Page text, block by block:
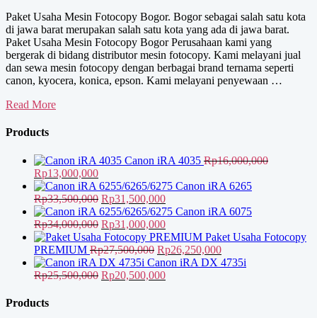
Paket Usaha Mesin Fotocopy Bogor. Bogor sebagai salah satu kota
di jawa barat merupakan salah satu kota yang ada di jawa barat.
Paket Usaha Mesin Fotocopy Bogor Perusahaan kami yang
bergerak di bidang distributor mesin fotocopy. Kami melayani jual
dan sewa mesin fotocopy dengan berbagai brand ternama seperti
canon, kyocera, konica, epson. Kami melayani penyewaan …
Paket
Mesin
Read More
Products
Canon iRA 4035 Rp16,000,000
Harga
aslinya
adalah:
Rp16,000,000.
Rp13,000,000Harga
saat
ini
adalah:
Rp13,000,000.
Canon iRA 6265
Rp33,500,000 Harga
aslinya
adalah:
Rp33,500,000.
Rp31,500,000Harga
saat
ini
adalah:
Rp31,500,000.
Canon iRA 6075
Rp34,000,000 Harga
aslinya
adalah:
Rp34,000,000.
Rp31,000,000Harga
saat
ini
adalah:
Rp31,000,000.
Paket Usaha Fotocopy
PREMIUM Rp27,500,000 Harga
aslinya
adalah:
Rp26,250,000Harga
saat
Canon iRA DX 4735i
Rp25,500,000 Harga
Rp20,500,000Harga
Products